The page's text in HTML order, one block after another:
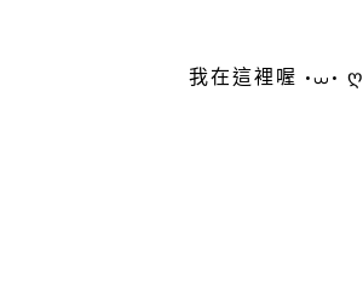
我在這裡喔 •⩊• ღ